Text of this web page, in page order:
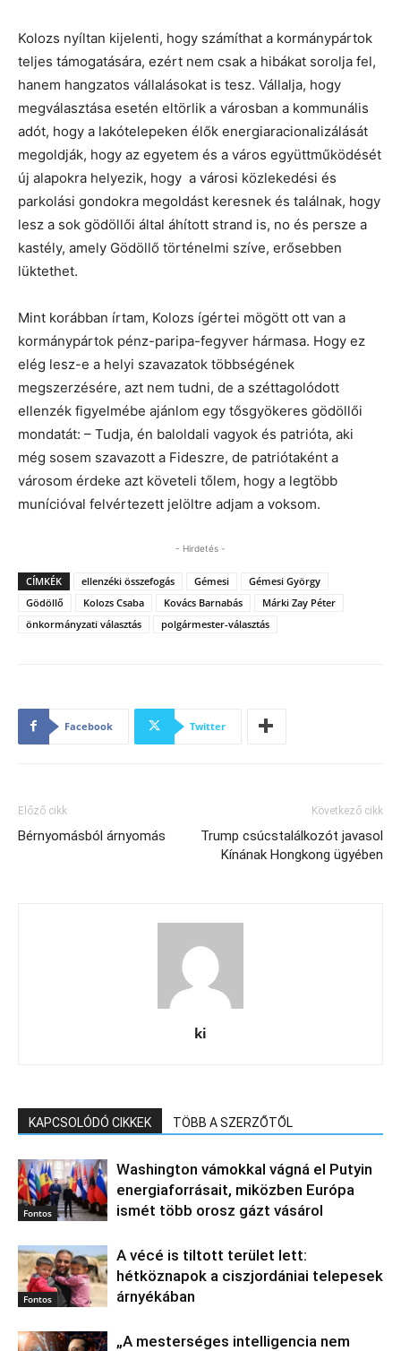
Kolozs nyíltan kijelenti, hogy számíthat a kormánypártok
teljes támogatására, ezért nem csak a hibákat sorolja fel,
hanem hangzatos vállalásokat is tesz. Vállalja, hogy
megválasztása esetén eltörlik a városban a kommunális
adót, hogy a lakótelepeken élők energiaracionalizálását
megoldják, hogy az egyetem és a város együttműködését
új alapokra helyezik, hogy a városi közlekedési és
parkolási gondokra megoldást keresnek és találnak, hogy
lesz a sok gödöllői által áhított strand is, no és persze a
kastély, amely Gödöllő történelmi szíve, erősebben
lüktethet.
Mint korábban írtam, Kolozs ígértei mögött ott van a
kormánypártok pénz-paripa-fegyver hármasa. Hogy ez
elég lesz-e a helyi szavazatok többségének
megszerzésére, azt nem tudni, de a széttagolódott
ellenzék figyelmébe ajánlom egy tősgyökeres gödöllői
mondatát: – Tudja, én baloldali vagyok és patrióta, aki
még sosem szavazott a Fideszre, de patriótaként a
városom érdeke azt követeli tőlem, hogy a legtöbb
munícióval felvértezett jelöltre adjam a voksom.
- Hirdetés -
CÍMKÉK ellenzéki összefogás Gémesi
Gémesi György
Gödöllő
Kolozs Csaba Kovács Barnabás
Márki Zay Péter
önkormányzati választás
polgármester-választás
Facebook Twitter
Előző cikk
Bérnyomásból árnyomás
Következő cikk
Trump csúcstalálkozót javasol
Kínának Hongkong ügyében
ki
KAPCSOLÓDÓ CIKKEK TÖBB A SZERZŐTŐL
Fontos
Washington vámokkal vágná el Putyin
energiaforrásait, miközben Európa
ismét több orosz gázt vásárol
Fontos
A vécé is tiltott terület lett:
hétköznapok a ciszjordániai telepesek
árnyékában
„A mesterséges intelligencia nem